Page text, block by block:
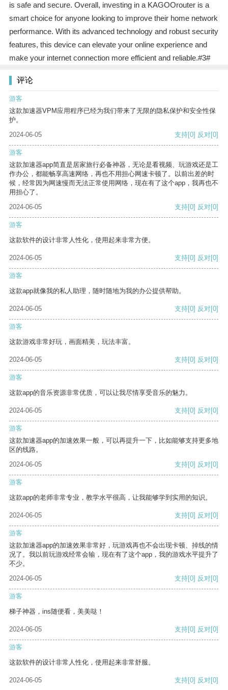
is safe and secure. Overall, investing in a KAGOOrouter is a
smart choice for anyone looking to improve their home network
performance. With its advanced technology and robust security
features, this device can elevate your online experience and
make your internet connection more efficient and reliable.#3#
评论
游客
这款加速器VPM应用程序已经为我们带来了无限的隐私保护和安全性保
护。
2024-06-05
支持[0] 反对[0]
游客
这款加速器app简直是居家旅行必备神器，无论是看视频、玩游戏还是工
作办公，都能畅享高速网络，再也不用担心网速卡顿了。以前出差的时
候，经常因为网速慢而无法正常使用网络，现在有了这个app，我再也不
用担心了。
2024-06-05
支持[0] 反对[0]
游客
这款软件的设计非常人性化，使用起来非常方便。
2024-06-05 支持[0] 反对[0]
游客
这款app就像我的私人助理，随时随地为我的办公提供帮助。
2024-06-05 支持[0] 反对[0]
游客
这款游戏非常好玩，画面精美，玩法丰富。
2024-06-05 支持[0] 反对[0]
游客
这款app的音乐资源非常优质，可以让我尽情享受音乐的魅力。
2024-06-05 支持[0] 反对[0]
游客
这款加速器app的加速效果一般，可以再提升一下，比如能够支持更多地
区的线路。
2024-06-05
支持[0] 反对[0]
游客
这款app的老师非常专业，教学水平很高，让我能够学到实用的知识。
2024-06-05 支持[0] 反对[0]
游客
这款加速器app的加速效果非常好，玩游戏再也不会出现卡顿、掉线的情
况了。我以前玩游戏经常会输，现在有了这个app，我的游戏水平提升了
不少。
2024-06-05
支持[0] 反对[0]
游客
梯子神器，ins随便看，美美哒！
2024-06-05 支持[0] 反对[0]
游客
这款软件的设计非常人性化，使用起来非常舒服。
2024-06-05 支持[0] 反对[0]